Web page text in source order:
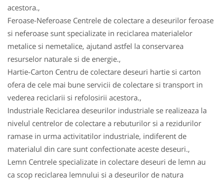
acestora.,
Feroase-Neferoase Centrele de colectare a deseurilor feroase
si neferoase sunt specializate in reciclarea materialelor
metalice si nemetalice, ajutand astfel la conservarea
resurselor naturale si de energie.,
Hartie-Carton Centru de colectare deseuri hartie si carton
ofera de cele mai bune servicii de colectare si transport in
vederea reciclarii si refolosirii acestora.,
Industriale Reciclarea deseurilor industriale se realizeaza la
nivelul centrelor de colectare a rebuturilor si a rezidurilor
ramase in urma activitatilor industriale, indiferent de
materialul din care sunt confectionate aceste deseuri.,
Lemn Centrele specializate in colectare deseuri de lemn au
ca scop reciclarea lemnului si a deseurilor de natura